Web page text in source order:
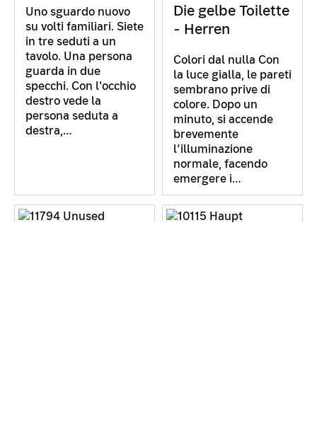
Uno sguardo nuovo
su volti familiari. Siete
in tre seduti a un
tavolo. Una persona
guarda in due
specchi. Con l'occhio
destro vede la
persona seduta a
destra,…
Die gelbe Toilette
- Herren
Colori dal nulla Con
la luce gialla, le pareti
sembrano prive di
colore. Dopo un
minuto, si accende
brevemente
l’illuminazione
normale, facendo
emergere i…